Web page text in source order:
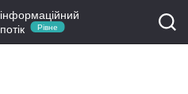
інформаційний
потік
Рівне